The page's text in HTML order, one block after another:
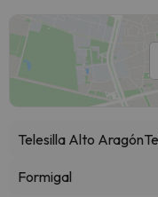
Telesilla Alto Aragón
Formigal